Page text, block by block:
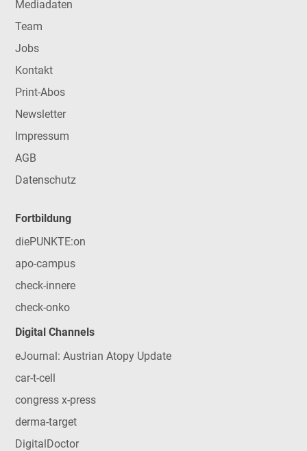
Mediadaten
Team
Jobs
Kontakt
Print-Abos
Newsletter
Impressum
AGB
Datenschutz
Fortbildung
diePUNKTE:on
apo-campus
check-innere
check-onko
Digital Channels
eJournal: Austrian Atopy Update
car-t-cell
congress x-press
derma-target
DigitalDoctor